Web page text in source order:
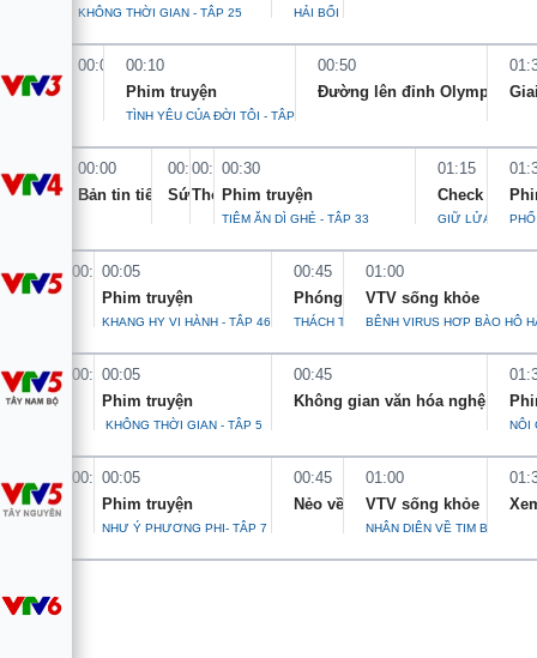
Y tế
Thế giới
Thế giới đó đây
Câu chuyện quốc tế
Kinh tế
Tài chính
Thị trường
Góc doanh nghiệp
Truyền hình
Phim VTV
Hậu trường
Nhân vật
Khán giả
Giải sao mai
Giải trí
Điện ảnh
Âm nhạc
Sao
Đời sống
Du lịch
Làm đẹp
Giáo dục
Học trực tuyến
Công nghệ
Hitech Công nghệ tương lai
KHÔNG THỜI GIAN - TẬP 25 HẢI BỐI - 2000 NĂM LỊCH SỬ VÀ VĂN
00:00
00:10
Phim truyện
TÌNH YÊU CỦA ĐỜI TÔI - TẬP 5
00:50
Đường lên đỉnh Olympia
00:00
Bản tin tiếng Việt 0h
00:20
Sức sống thể thao
00:25
Thời tiết du lịch
00:30
Phim truyện
TIỆM ĂN DÌ GHẺ - TẬP 33
01:15
Check in
GIỮ LỬA NIỀM
00:0000:05
Phim truyện
KHANG HY VI HÀNH - TẬP 46
00:45
Phóng sự
THÁCH THỨC VÀ CƠ HỘI
01:00
VTV sống khỏe
BỆNH VIRUS HỢP BÀO HÔ
00:0000:05
Phim truyện
KHÔNG THỜI GIAN - TẬP 5
00:45
Không gian văn hóa nghệ thuật
NỘI
00:0000:05
Phim truyện
NHƯ Ý PHƯƠNG PHI- TẬP 7
00:45
Nẻo về cội nguồn
01:00
VTV sống khỏe
NHẬN DIỆN VỀ TIM BẨM SINH